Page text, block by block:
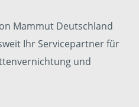
Mammut Deutschland
Ihr Servicepartner für
und